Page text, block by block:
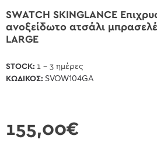
SWATCH SKINGLANCE
ανοξείδωτο ατσάλι
LARGE
155,00€
STOCK: 1 - 3 ημέρες
ΚΩΔΙΚΌΣ: SVOW104GA